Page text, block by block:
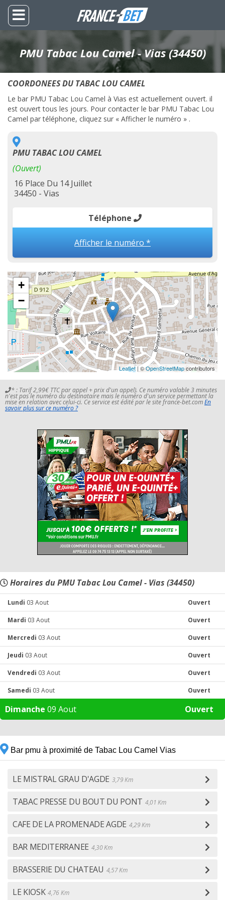
PMU Tabac Lou Camel - Vias (34450)
COORDONEES DU TABAC LOU CAMEL
Le bar PMU Tabac Lou Camel à Vias est actuellement ouvert. il
est ouvert tous les jours. Pour contacter le bar PMU Tabac Lou
Camel par téléphone, cliquez sur « Afficher le numéro » .
PMU TABAC LOU CAMEL
(Ouvert)
16 Place Du 14 Juillet
34450 - Vias
Téléphone
Afficher le numéro *
+
−
Leaflet| ©OpenStreetMapcontributors
* : Tarif 2,99€ TTC par appel + prix d'un appel). Ce numéro valable 3 minutes
n'est pas le numéro du destinataire mais le numéro d'un service permettant la
mise en relation avec celui-ci. Ce service est édité par le site france-bet.comEn
savoir plus sur ce numéro ?
Horaires du PMU Tabac Lou Camel - Vias (34450)
Lundi 03 Aout Ouvert
Mardi 03 Aout Ouvert
Mercredi 03 Aout Ouvert
Jeudi 03 Aout Ouvert
Vendredi 03 Aout Ouvert
Samedi 03 Aout Ouvert
Dimanche 09 Aout Ouvert
Bar pmu à proximité de Tabac Lou Camel Vias
LE MISTRAL GRAU D'AGDE 3,79 Km
TABAC PRESSE DU BOUT DU PONT 4,01 Km
CAFE DE LA PROMENADE AGDE 4,29 Km
BAR MEDITERRANEE 4,30 Km
BRASSERIE DU CHATEAU 4,57 Km
LE KIOSK 4,76 Km